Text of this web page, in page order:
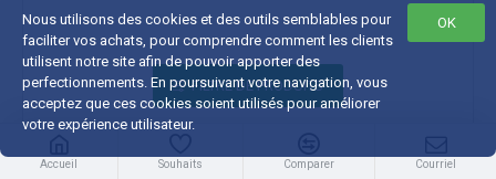
Accueil Souhaits Comparer Courriel
OK
Nous utilisons des cookies et des outils semblables pour
faciliter vos achats, pour comprendre comment les clients
utilisent notre site afin de pouvoir apporter des
perfectionnements. En poursuivant votre navigation, vous
acceptez que ces cookies soient utilisés pour améliorer
votre expérience utilisateur.
FILTRE DE PRODUITS